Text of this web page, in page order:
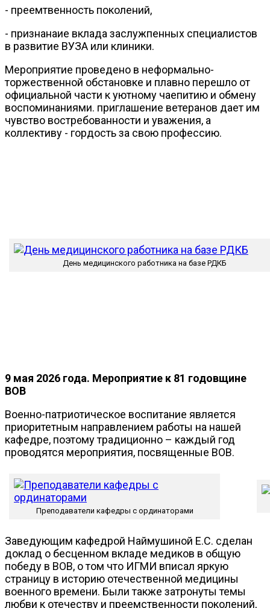
- преемтвенность поколений,
- признанаие вклада заслужпенных специалистов
в развитие ВУЗА или клиники.
Мероприятие проведено в неформально-
торжественной обстановке и плавно перешло от
официальной части к уютному чаепитию и обмену
воспоминаниями. приглашение ветеранов дает им
чувство востребованности и уважения, а
коллективу - гордость за свою профессию.
День медицинского работника на базе РДКБ
9 мая 2026 года. Мероприятие к 81 годовщине
ВОВ
Военно-патриотическое воспитание является
приоритетным направлением работы на нашей
кафедре, поэтому традиционно – каждый год
проводятся мероприятия, посвященные ВОВ.
Преподаватели кафедры с ординаторами
Заведующим кафедрой Наймушиной Е.С. сделан
доклад о бесценном вкладе медиков в общую
победу в ВОВ, о том что ИГМИ вписал яркую
страницу в историю отечественной медицины
военного времени. Были также затронуты темы
любви к отечеству и преемственности поколений,